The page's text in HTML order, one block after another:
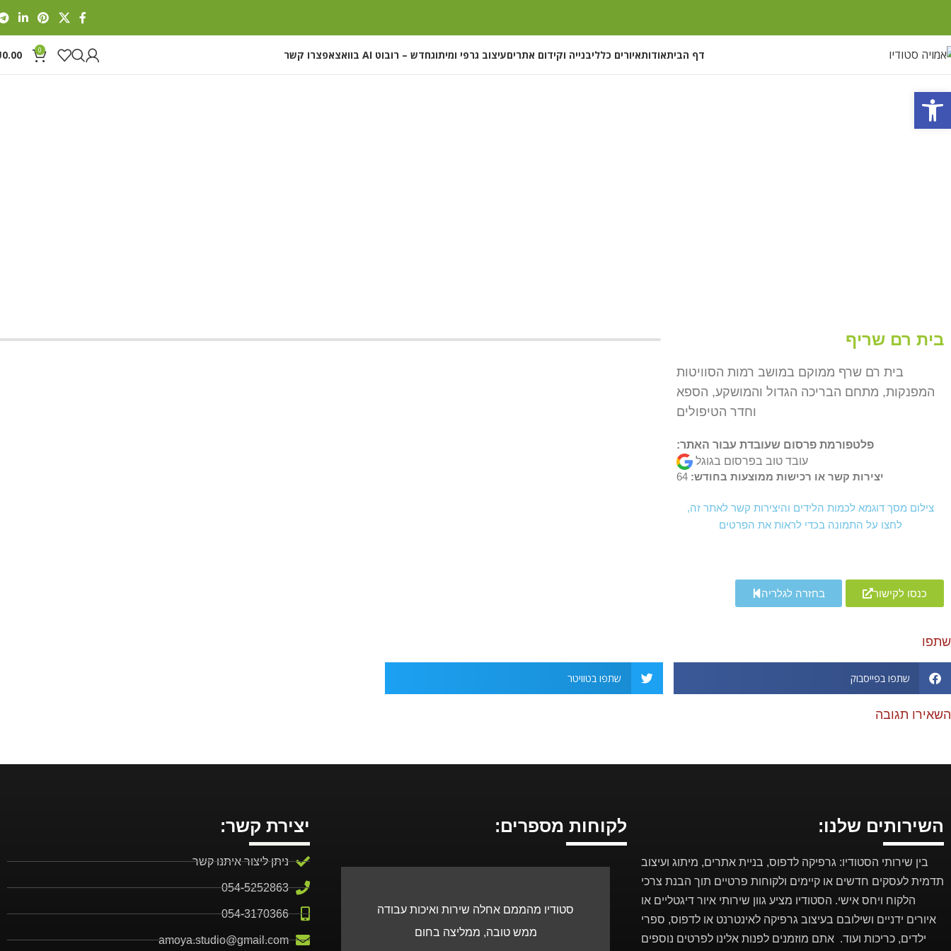
דף הביתאודותאיורים כלליבנייה וקידום אתריםעיצוב גרפי ומיתוגחדש – רובוט AI בוואצאפ צרו קשר 0
0.00
בית רם שריף
בית רם שרף ממוקם במושב רמות הסוויטות
המפנקות, מתחם הבריכה הגדול והמושקע, הספא
וחדר הטיפולים
פלטפורמת פרסום שעובדת עבור האתר:
עובד טוב בפרסום בגוגל
יצירות קשר או רכישות ממוצעות בחודש: 64
צילום מסך דוגמא לכמות הלידים והיצירות קשר לאתר זה,
לחצו על התמונה בכדי לראות את הפרטים
כנסו לקישור בחזרה לגלריה
שתפו
שתפו בפייסבוק שתפו בטוויטר
השאירו תגובה
השירותים שלנו:
בין שירותי הסטודיו: גרפיקה לדפוס, בניית אתרים, מיתוג ועיצוב
תדמית לעסקים חדשים או קיימים ולקוחות פרטיים תוך הבנת צרכי
הלקוח ויחס אישי. הסטודיו מציע גוון שירותי איור דיגטליים או
איורים ידניים ושילובם בעיצוב גרפיקה לאינטרנט או לדפוס, ספרי
ילדים, כריכות ועוד. אתם מוזמנים לפנות אלינו לפרטים נוספים
לקוחות מספרים:
סטודיו מהממם אחלה שירות ואיכות עבודה
ממש טובה, ממליצה בחום
אני ממליצה בחום עליהם ממש טובים, אמיר
יצירת קשר:
ניתן ליצור איתנו קשר
054-5252863
054-3170366
amoya.studio@gmail.com
פתח סרגל נגישות